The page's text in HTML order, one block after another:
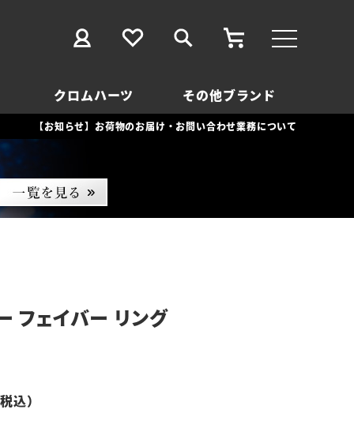
クロムハーツ その他ブランド
【お知らせ】お荷物のお届け・お問い合わせ業務について
フェイバー リング